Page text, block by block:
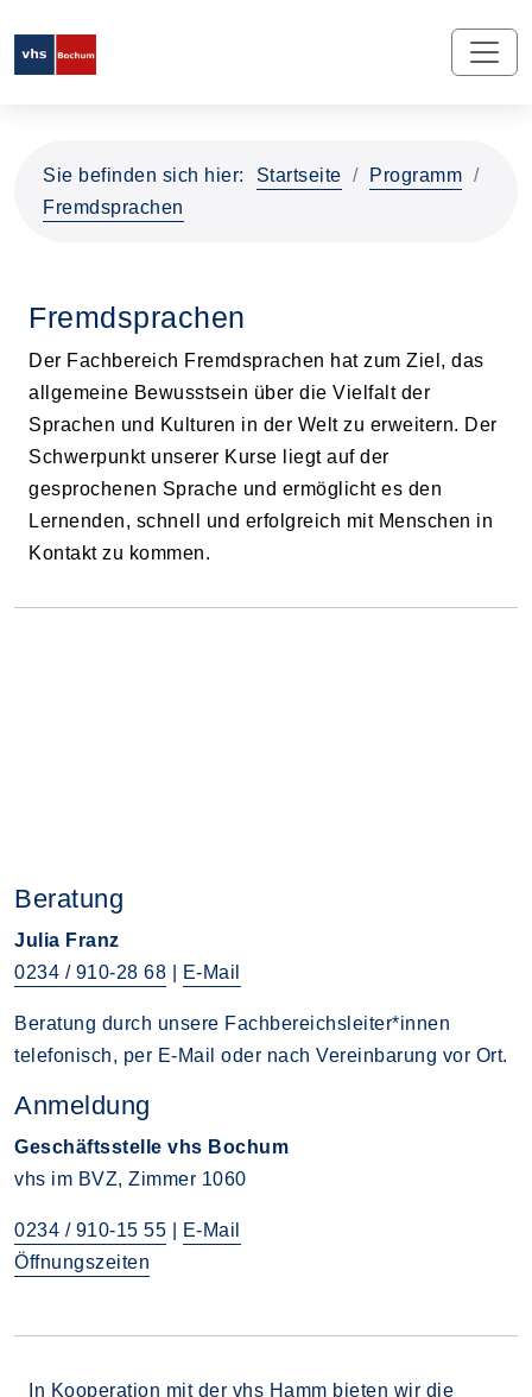
Sie befinden sich hier: Startseite
Programm
Fremdsprachen
Fremdsprachen
Der Fachbereich Fremdsprachen hat zum Ziel, das
allgemeine Bewusstsein über die Vielfalt der
Sprachen und Kulturen in der Welt zu erweitern. Der
Schwerpunkt unserer Kurse liegt auf der
gesprochenen Sprache und ermöglicht es den
Lernenden, schnell und erfolgreich mit Menschen in
Kontakt zu kommen.
Beratung
Julia Franz
0234 / 910-28 68
E-Mail
Beratung durch unsere Fachbereichsleiter*innen
telefonisch, per E-Mail oder nach Vereinbarung vor Ort.
Anmeldung
Geschäftsstelle vhs Bochum
vhs im BVZ, Zimmer 1060
0234 / 910-15 55
E-Mail
Öffnungszeiten
In Kooperation mit der vhs Hamm bieten wir die